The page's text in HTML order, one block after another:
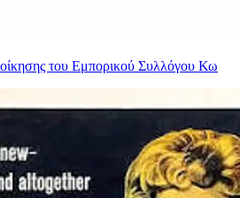
του Εμπορικού Συλλόγου Κω